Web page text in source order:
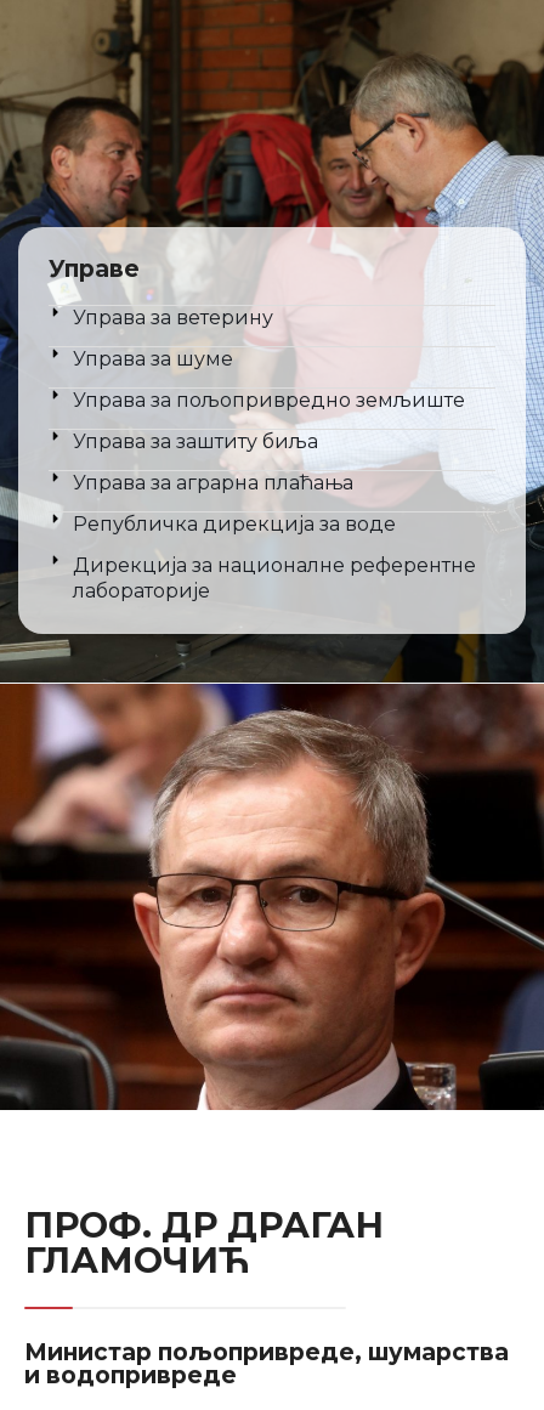
Управе
Управа за ветерину
Управа за шуме
Управа за пољопривредно земљиште
Управа за заштиту биља
Управа за аграрна плаћања
Републичка дирекција за воде
Дирекција за националне референтне
лабораторије
ПРОФ. ДР ДРАГАН
ГЛАМОЧИЋ
Министар пољопривреде, шумарства
и водопривреде